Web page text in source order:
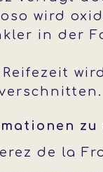
wird
in der
zu
de la